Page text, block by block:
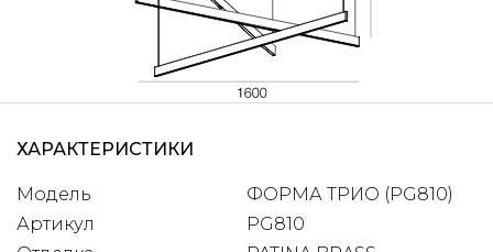
ХАРАКТЕРИСТИКИ
Артикул PG810
Модель ФОРМА ТРИО (PG810)